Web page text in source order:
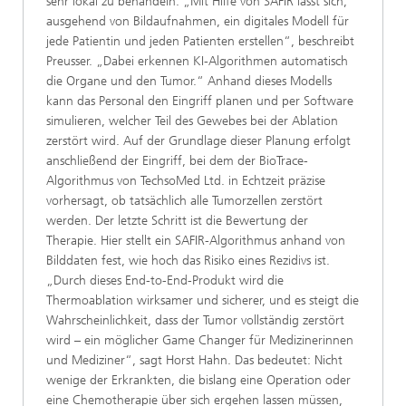
ausgehend von Bildaufnahmen, ein digitales Modell für
jede Patientin und jeden Patienten erstellen“, beschreibt
Preusser. „Dabei erkennen KI-Algorithmen automatisch
die Organe und den Tumor.“ Anhand dieses Modells
kann das Personal den Eingriff planen und per Software
simulieren, welcher Teil des Gewebes bei der Ablation
zerstört wird. Auf der Grundlage dieser Planung erfolgt
anschließend der Eingriff, bei dem der BioTrace-
Algorithmus von TechsoMed Ltd. in Echtzeit präzise
vorhersagt, ob tatsächlich alle Tumorzellen zerstört
werden. Der letzte Schritt ist die Bewertung der
Therapie. Hier stellt ein SAFIR-Algorithmus anhand von
Bilddaten fest, wie hoch das Risiko eines Rezidivs ist.
„Durch dieses End-to-End-Produkt wird die
Thermoablation wirksamer und sicherer, und es steigt die
Wahrscheinlichkeit, dass der Tumor vollständig zerstört
wird – ein möglicher Game Changer für Medizinerinnen
und Mediziner“, sagt Horst Hahn. Das bedeutet: Nicht
wenige der Erkrankten, die bislang eine Operation oder
eine Chemotherapie über sich ergehen lassen müssen,